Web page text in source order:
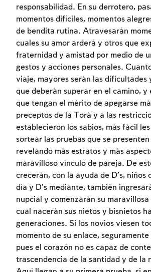
responsabilidad. En su derrotero,
momentos difíciles, momentos
de bendita rutina. Atravesarán
cuales su amor arderá y otros que
fraternidad y amistad por medio de
gestos y acciones personales.
viaje, mayores serán las dificultades
que deberán superar en el camino, y
que tengan el mérito de apegarse
preceptos de la Torá y a las
establecieron los sabios, más fácil
sortear las pruebas que se
revelando más estratos y más
maravilloso vínculo de pareja. De
crecerán, con la ayuda de D’s, niños
día y D’s mediante, también
nupcial y comenzarán su
cual nacerán sus nietos y bisnietos
generaciones. Si los novios viesen
momento de su enlace,
pues el corazón no es capaz de
trascendencia de la santidad y de la
Inscripcion
Para marcar lo estudiado debe
a su cuenta o inscribirse.
Inscripcion Conectarse